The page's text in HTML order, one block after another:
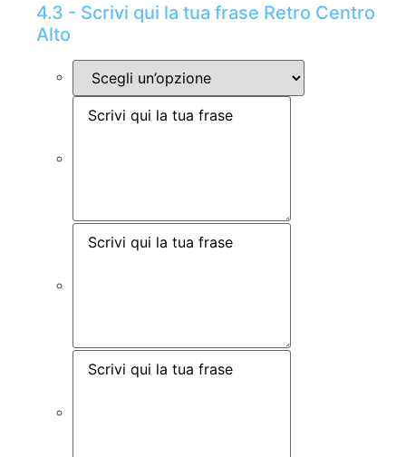
4.3 - Scrivi qui la tua frase Retro Centro
Alto